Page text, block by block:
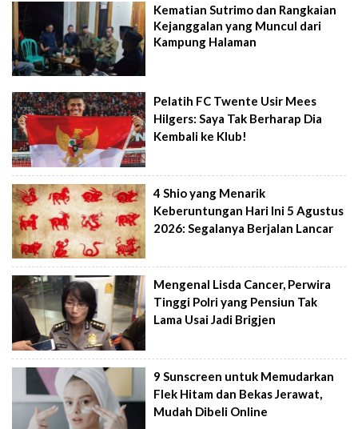
Kematian Sutrimo dan Rangkaian
Kejanggalan yang Muncul dari
Kampung Halaman
Pelatih FC Twente Usir Mees
Hilgers: Saya Tak Berharap Dia
Kembali ke Klub!
4 Shio yang Menarik
Keberuntungan Hari Ini 5 Agustus
2026: Segalanya Berjalan Lancar
Mengenal Lisda Cancer, Perwira
Tinggi Polri yang Pensiun Tak
Lama Usai Jadi Brigjen
9 Sunscreen untuk Memudarkan
Flek Hitam dan Bekas Jerawat,
Mudah Dibeli Online